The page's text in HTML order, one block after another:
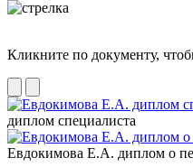
Кликните по документу,
диплом специалиста
Евдокимова Е.А. диплом о